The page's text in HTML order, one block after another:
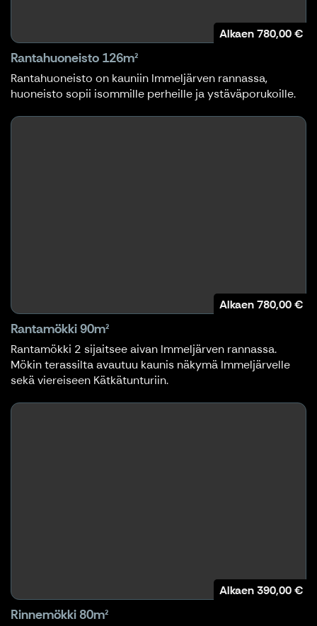
Alkaen780,00 €
Rantahuoneisto 126m²
Rantahuoneisto on kauniin Immeljärven rannassa,
huoneisto sopii isommille perheille ja ystäväporukoille.
Alkaen780,00 €
Rantamökki 90m²
Rantamökki 2 sijaitsee aivan Immeljärven rannassa.
Mökin terassilta avautuu kaunis näkymä Immeljärvelle
sekä viereiseen Kätkätunturiin.
Alkaen390,00 €
Rinnemökki 80m²